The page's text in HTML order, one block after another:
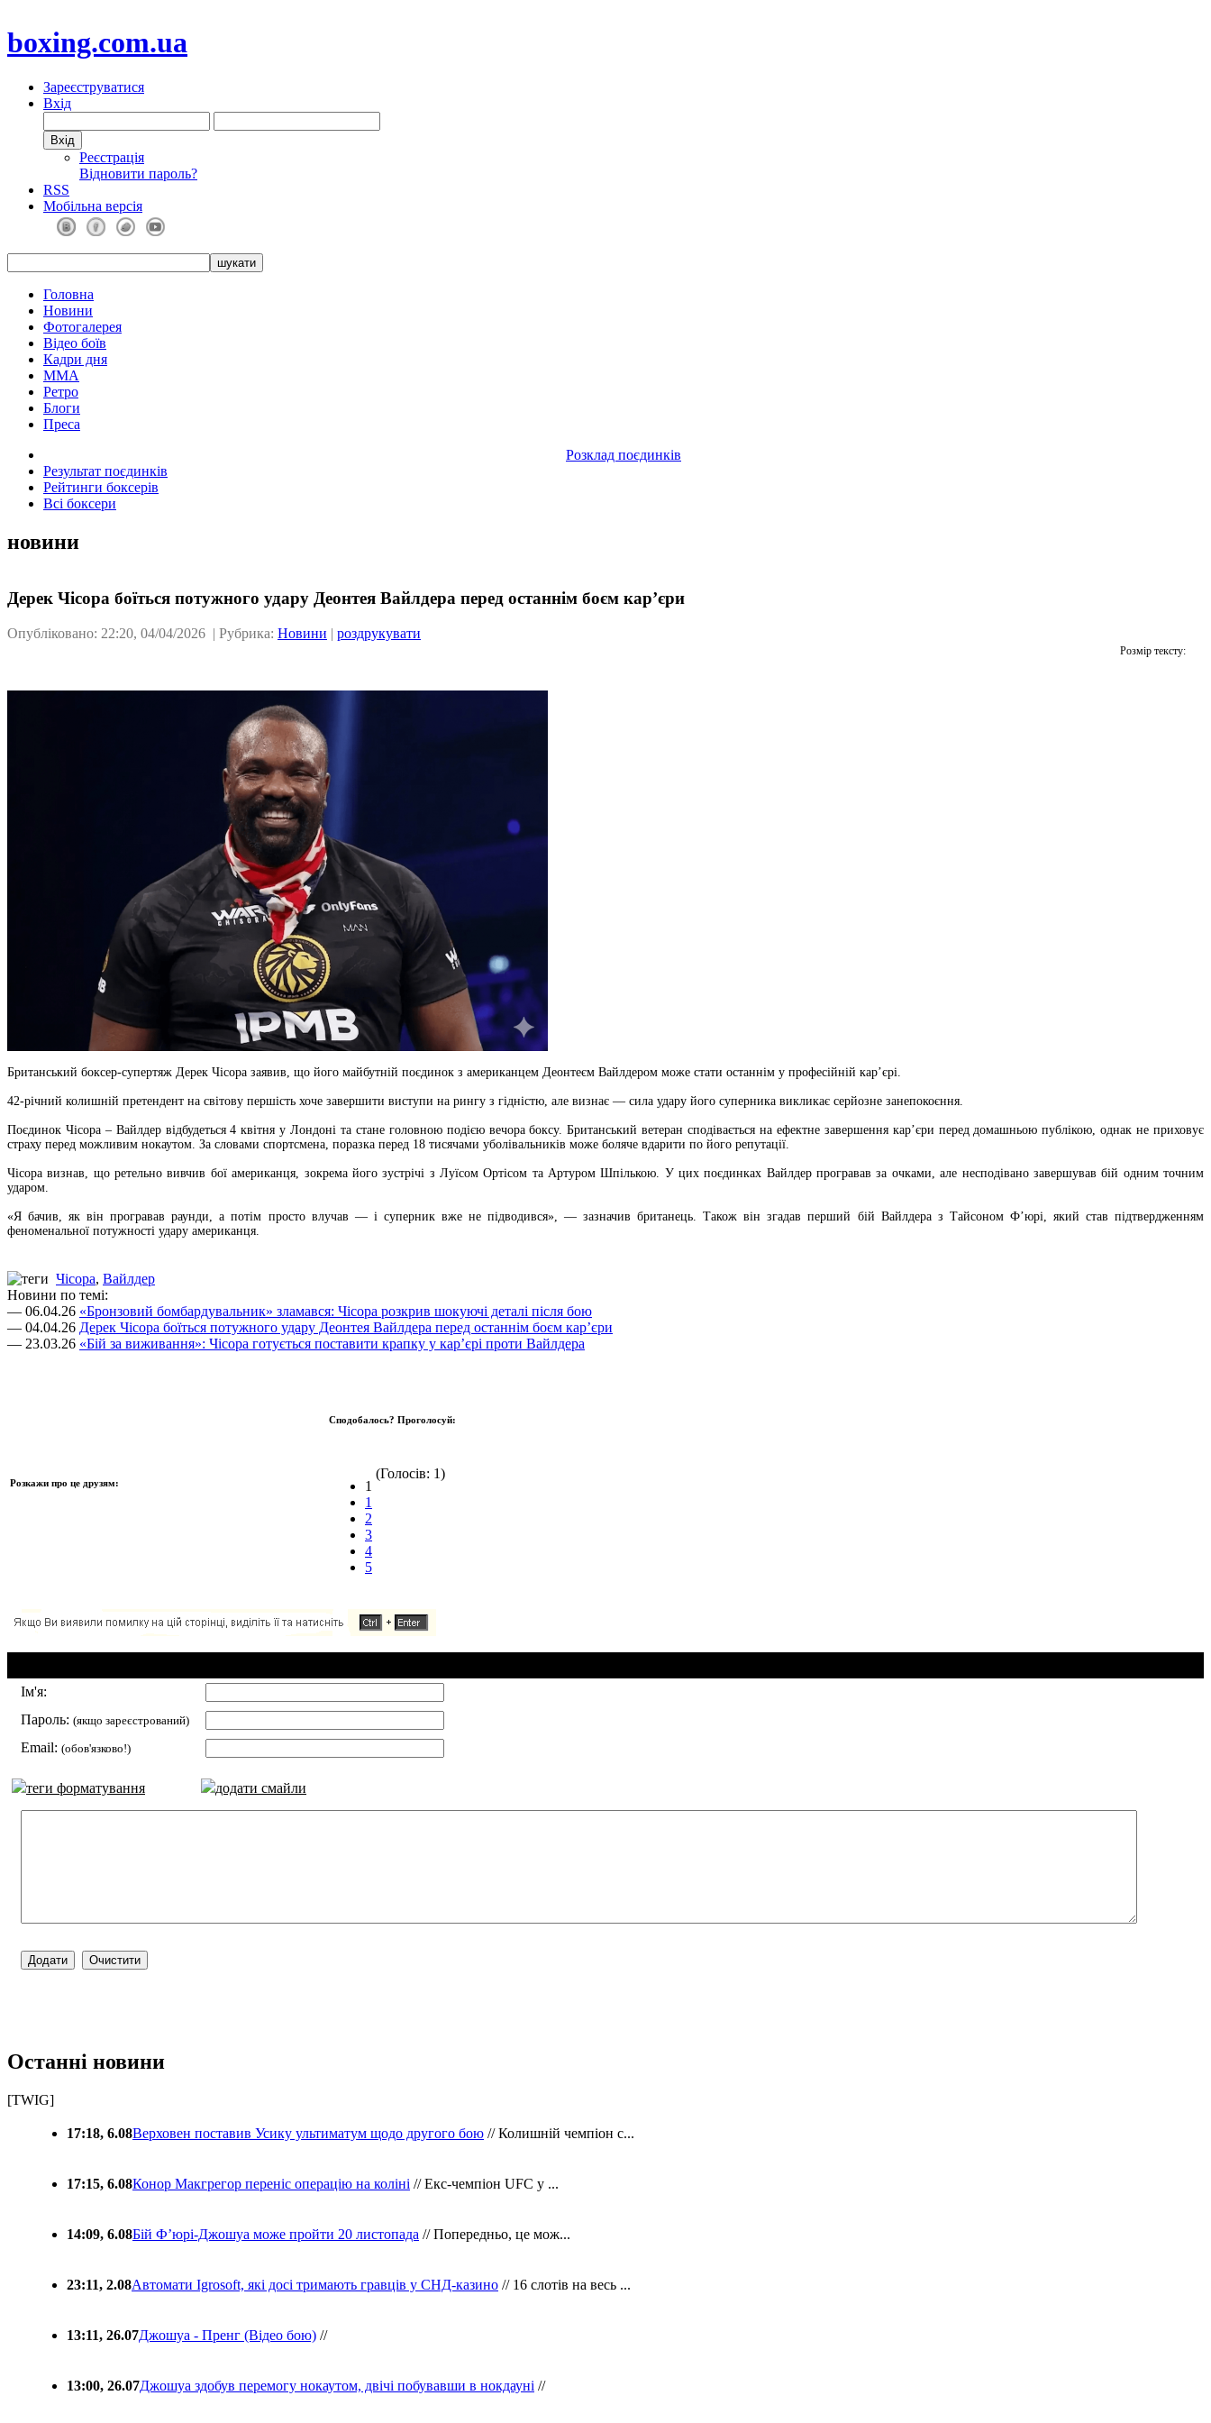
boxing.com.ua
Зареєструватися
Вхід
Реєстрація
Відновити пароль?
RSS
Мобільна версія
Головна
Новини
Фотогалерея
Відео боїв
Кадри дня
ММА
Ретро
Блоги
Преса
Розклад поєдинків
Результат поєдинків
Рейтинги боксерів
Всі боксери
новини
Дерек Чісора боїться потужного удару Деонтея Вайлдера перед останнім боєм кар’єри
Опубліковано: 22:20, 04/04/2026 | Рубрика: Новини | роздрукувати
Розмір тексту:
Британський боксер-супертяж Дерек Чісора заявив, що його майбутній поєдинок з американцем Деонтеєм Вайлдером може стати останнім у професійній кар’єрі.
42-річний колишній претендент на світову першість хоче завершити виступи на рингу з гідністю, але визнає — сила удару його суперника викликає серйозне занепокоєння.
Поєдинок Чісора – Вайлдер відбудеться 4 квітня у Лондоні та стане головною подією вечора боксу. Британський ветеран сподівається на ефектне завершення кар’єри перед домашньою публікою, однак не приховує
страху перед можливим нокаутом. За словами спортсмена, поразка перед 18 тисячами уболівальників може боляче вдарити по його репутації.
Чісора визнав, що ретельно вивчив бої американця, зокрема його зустрічі з Луїсом Ортісом та Артуром Шпількою. У цих поєдинках Вайлдер програвав за очками, але несподівано завершував бій одним точним
ударом.
«Я бачив, як він програвав раунди, а потім просто влучав — і суперник вже не підводився», — зазначив британець. Також він згадав перший бій Вайлдера з Тайсоном Ф’юрі, який став підтвердженням
феноменальної потужності удару американця.
Чісора, Вайлдер
Новини по темі:
— 06.04.26 «Бронзовий бомбардувальник» зламався: Чісора розкрив шокуючі деталі після бою
— 04.04.26 Дерек Чісора боїться потужного удару Деонтея Вайлдера перед останнім боєм кар’єри
— 23.03.26 «Бій за виживання»: Чісора готується поставити крапку у кар’єрі проти Вайлдера
Розкажи про це друзям:
Сподобалось? Проголосуй:
1
1
2
3
4
5
(Голосів: 1)
Ім'я:
Пароль: (якщо зареєстрований)
Email: (обов'язково!)
теги форматування додати смайли
Останні новини
[TWIG]
17:18, 6.08Верховен поставив Усику ультиматум щодо другого бою // Колишній чемпіон с...
17:15, 6.08Конор Макгрегор переніс операцію на коліні // Екс-чемпіон UFC у ...
14:09, 6.08Бій Ф’юрі-Джошуа може пройти 20 листопада // Попередньо, це мож...
23:11, 2.08Автомати Igrosoft, які досі тримають гравців у СНД-казино // 16 слотів на весь ...
13:11, 26.07Джошуа - Пренг (Відео бою) //
13:00, 26.07Джошуа здобув перемогу нокаутом, двічі побувавши в нокдауні //